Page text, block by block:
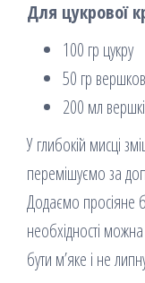
Для цукрової
100 гр цукру
50 гр
200 мл
У глибокій мисці
перемішуємо за
Додаємо просіяне
необхідності
бути м’яке і не